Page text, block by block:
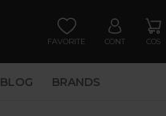
FAVORITE CONT COS
BLOG BRANDS